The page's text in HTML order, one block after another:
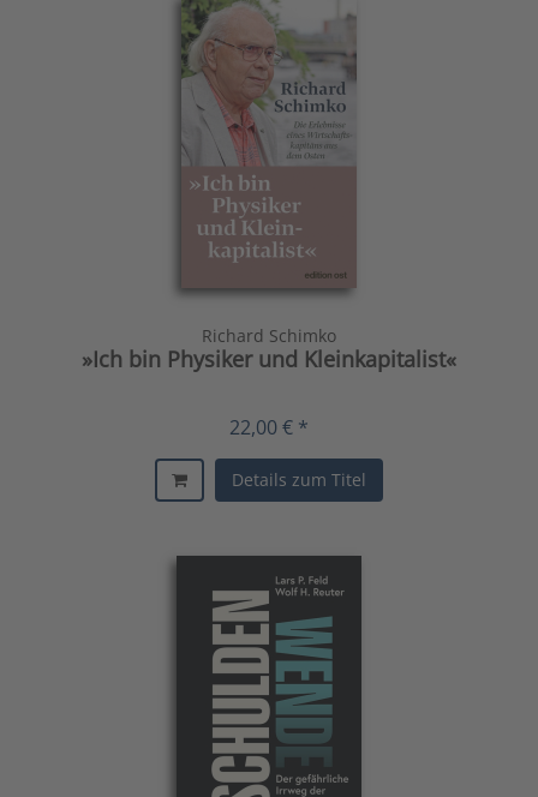
Richard Schimko
»Ich bin Physiker und Kleinkapitalist«
22,00 € *
Details zum Titel